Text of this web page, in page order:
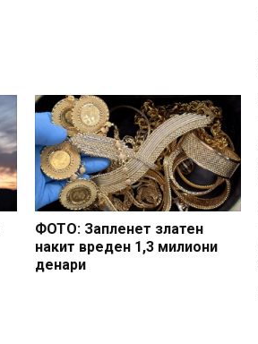
ФОТО: Запленет златен
накит вреден 1,3 милиони
денари